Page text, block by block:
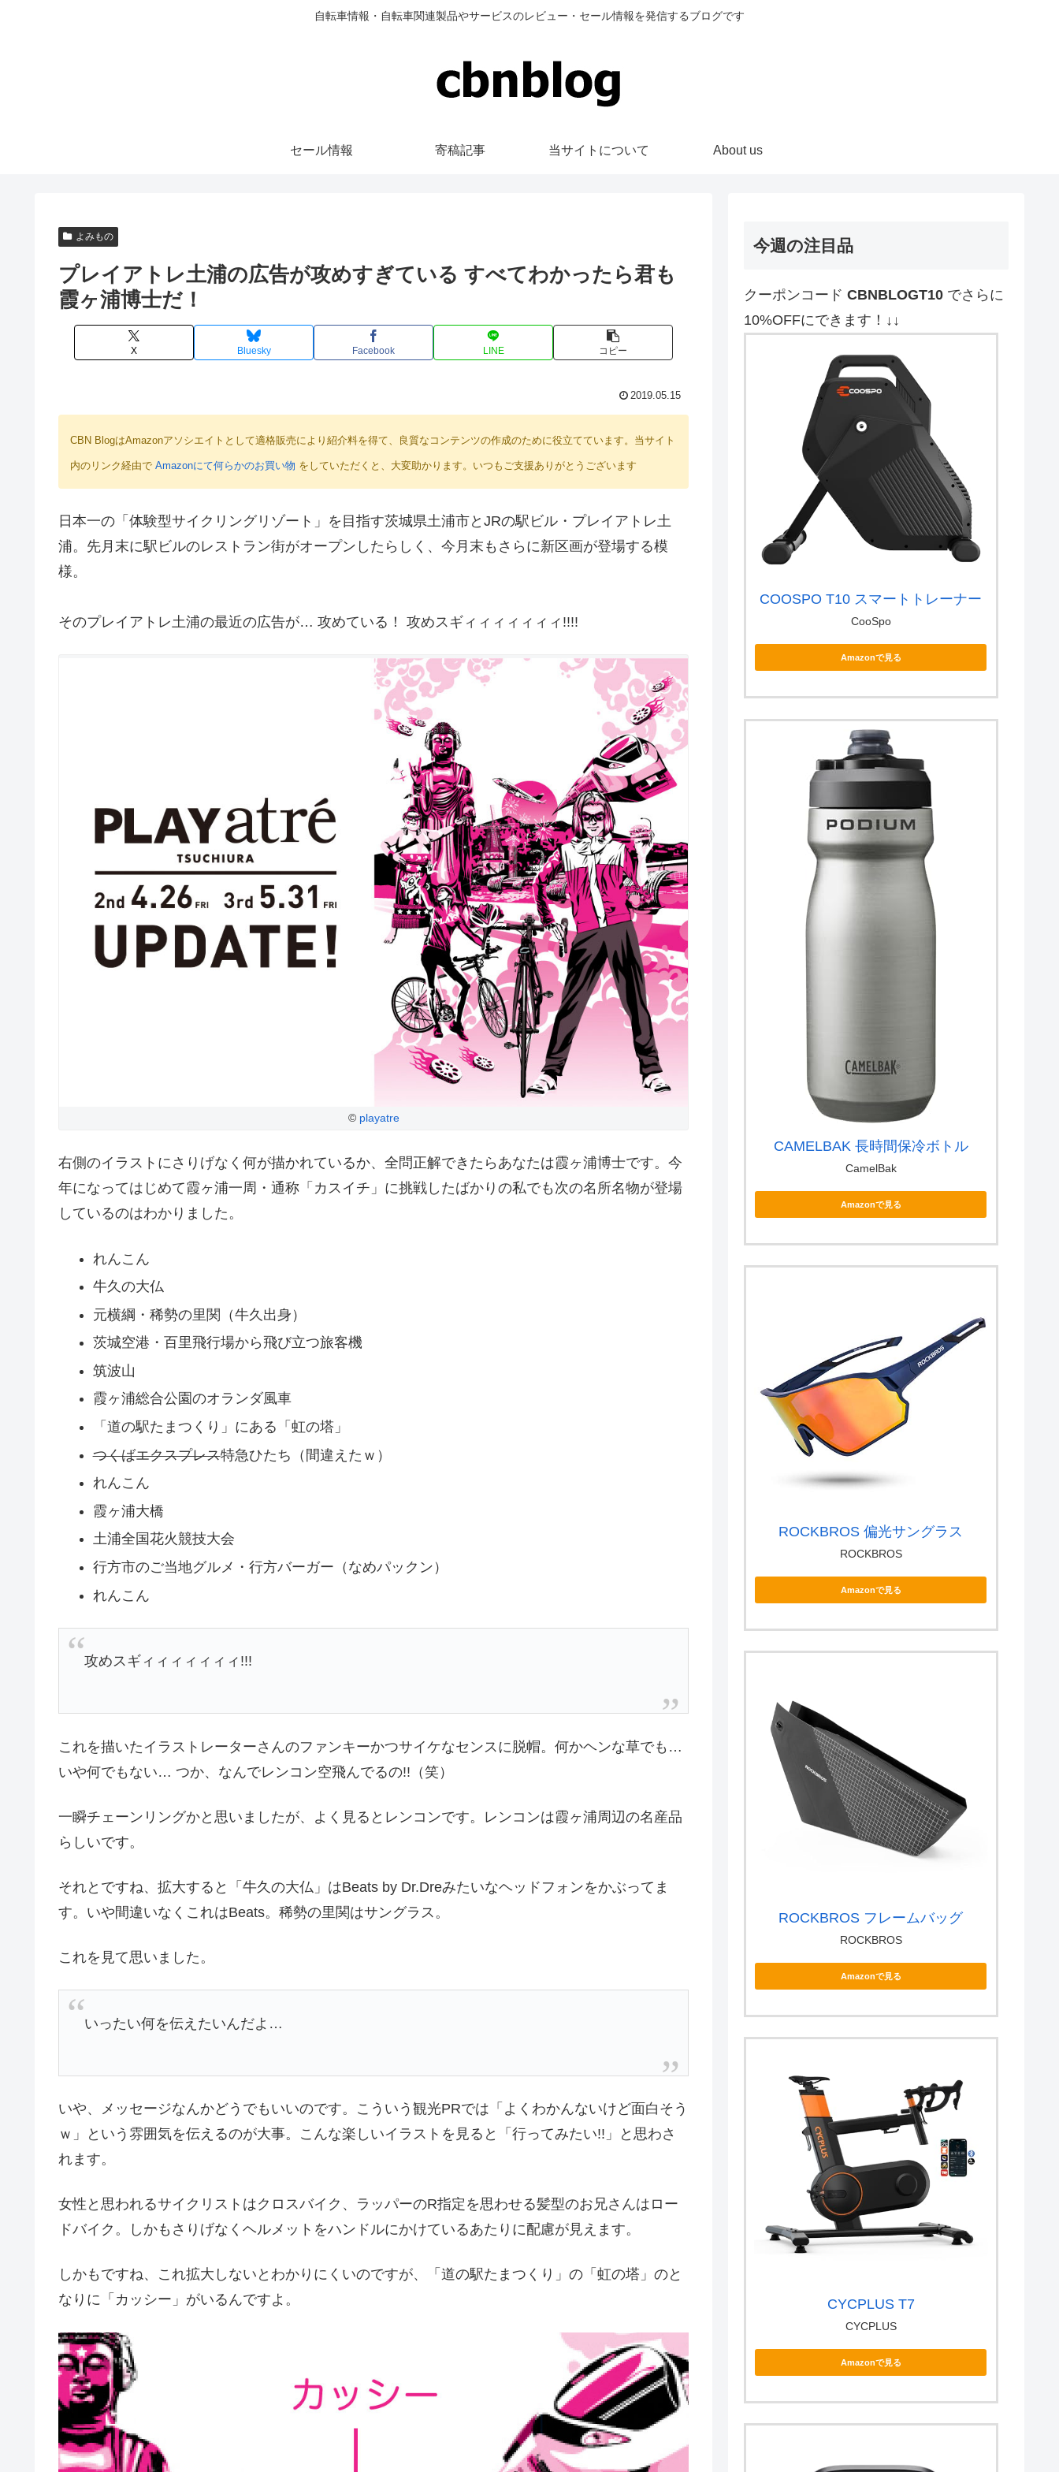
自転車情報・自転車関連製品やサービスのレビュー・セール情報を発信するブログです
セール情報 寄稿記事 当サイトについて About us
よみもの
プレイアトレ土浦の広告が攻めすぎている すべてわかったら君も
霞ヶ浦博士だ！
X Bluesky Facebook LINE コピー
2019.05.15
CBN BlogはAmazonアソシエイトとして適格販売により紹介料を得て、良質なコンテンツの作成のために役立てています。当サイト
内のリンク経由で Amazonにて何らかのお買い物 をしていただくと、大変助かります。いつもご支援ありがとうございます
日本一の「体験型サイクリングリゾート」を目指す茨城県土浦市とJRの駅ビル・プレイアトレ土
浦。先月末に駅ビルのレストラン街がオープンしたらしく、今月末もさらに新区画が登場する模
様。
そのプレイアトレ土浦の最近の広告が… 攻めている！ 攻めスギィィィィィィィ!!!!
© playatre
右側のイラストにさりげなく何が描かれているか、全問正解できたらあなたは霞ヶ浦博士です。今
年になってはじめて霞ヶ浦一周・通称「カスイチ」に挑戦したばかりの私でも次の名所名物が登場
しているのはわかりました。
れんこん
牛久の大仏
元横綱・稀勢の里関（牛久出身）
茨城空港・百里飛行場から飛び立つ旅客機
筑波山
霞ヶ浦総合公園のオランダ風車
「道の駅たまつくり」にある「虹の塔」
つくばエクスプレス特急ひたち（間違えたｗ）
れんこん
霞ヶ浦大橋
土浦全国花火競技大会
行方市のご当地グルメ・行方バーガー（なめパックン）
れんこん
攻めスギィィィィィィィ!!!
これを描いたイラストレーターさんのファンキーかつサイケなセンスに脱帽。何かヘンな草でも…
いや何でもない… つか、なんでレンコン空飛んでるの!!（笑）
一瞬チェーンリングかと思いましたが、よく見るとレンコンです。レンコンは霞ヶ浦周辺の名産品
らしいです。
それとですね、拡大すると「牛久の大仏」はBeats by Dr.Dreみたいなヘッドフォンをかぶってま
す。いや間違いなくこれはBeats。稀勢の里関はサングラス。
これを見て思いました。
いったい何を伝えたいんだよ…
いや、メッセージなんかどうでもいいのです。こういう観光PRでは「よくわかんないけど面白そう
ｗ」という雰囲気を伝えるのが大事。こんな楽しいイラストを見ると「行ってみたい!!」と思わさ
れます。
女性と思われるサイクリストはクロスバイク、ラッパーのR指定を思わせる髪型のお兄さんはロー
ドバイク。しかもさりげなくヘルメットをハンドルにかけているあたりに配慮が見えます。
しかもですね、これ拡大しないとわかりにくいのですが、「道の駅たまつくり」の「虹の塔」のと
なりに「カッシー」がいるんですよ。
今週の注目品
クーポンコード CBNBLOGT10 でさらに
10%OFFにできます！↓↓
COOSPO T10 スマートトレーナー
CooSpo
Amazonで見る
CAMELBAK 長時間保冷ボトル
CamelBak
Amazonで見る
ROCKBROS 偏光サングラス
ROCKBROS
Amazonで見る
ROCKBROS フレームバッグ
ROCKBROS
Amazonで見る
CYCPLUS T7
CYCPLUS
Amazonで見る